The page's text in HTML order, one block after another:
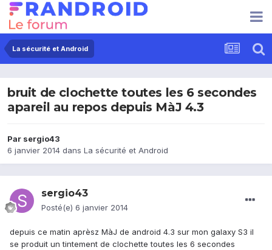
La sécurité et Android
bruit de clochette toutes les 6 secondes
apareil au repos depuis MàJ 4.3
Par sergio43
6 janvier 2014 dans La sécurité et Android
sergio43
Posté(e) 6 janvier 2014
depuis ce matin aprèsz MàJ de android 4.3 sur mon galaxy S3 il
se produit un tintement de clochette toutes les 6 secondes